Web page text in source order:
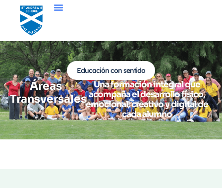
Educación con sentido
Áreas
Transversales
Una formación integral que
acompaña el desarrollo físico,
emocional, creativo y digital de
cada alumno